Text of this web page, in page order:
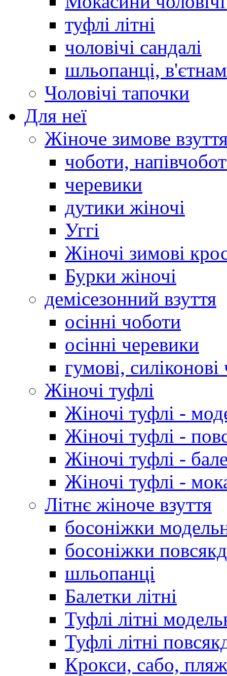
туфлі літні
чоловічі сандалі
шльопанці,
Чоловічі тапочки
Для неї
Жіноче зимове
чоботи,
черевики
дутики жіночі
Уггі
Жіночі зимові
Бурки жіночі
демісезонний взуття
осінні чоботи
осінні черевики
гумові,
Жіночі туфлі
Жіночі туфлі -
Жіночі туфлі -
Жіночі туфлі -
Жіночі туфлі -
Літнє жіноче взуття
босоніжки
босоніжки
шльопанці
Балетки літні
Туфлі літні
Туфлі літні
Крокси, сабо,